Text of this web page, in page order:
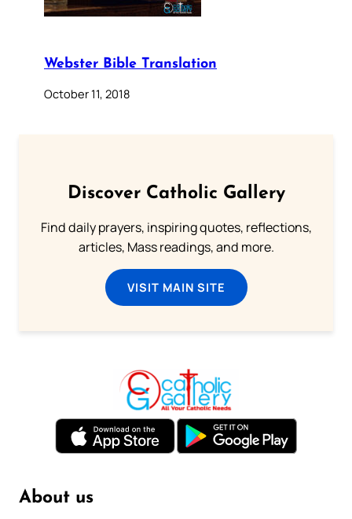
Webster Bible Translation
October 11, 2018
Discover Catholic Gallery
Find daily prayers, inspiring quotes, reflections,
articles, Mass readings, and more.
VISIT MAIN SITE
About us